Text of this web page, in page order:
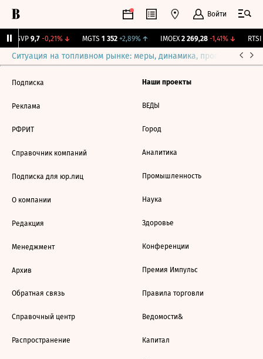
Войти
BISVP 9,7 -0,21%↓ MGTS 1 352 +2,89%↑ IMOEX 2 269,28 -1,41%↓ RTSI
Ситуация на топливном рынке: меры, динамика, прогнозы
Подписка
Реклама
РФРИТ
Справочник компаний
Подписка для юр.лиц
О компании
Редакция
Менеджмент
Архив
Обратная связь
Справочный центр
Распространение
Наши проекты
ВЕДЫ
Город
Аналитика
Промышленность
Наука
Здоровье
Конференции
Премия Импульс
Правила торговли
Ведомости&
Капитал